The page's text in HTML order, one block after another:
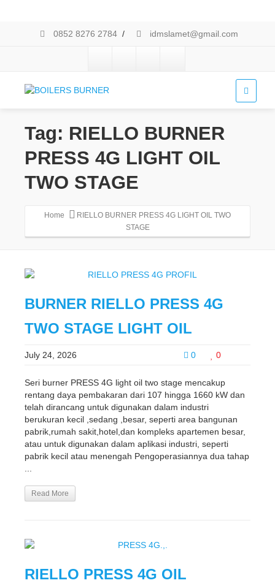
0852 8276 2784 / idmslamet@gmail.com
Tag: RIELLO BURNER
PRESS 4G LIGHT OIL
TWO STAGE
Home
RIELLO BURNER PRESS 4G LIGHT OIL TWO
STAGE
BURNER RIELLO PRESS 4G
TWO STAGE LIGHT OIL
0 0
July 24, 2026
Seri burner PRESS 4G light oil two stage mencakup
rentang daya pembakaran dari 107 hingga 1660 kW dan
telah dirancang untuk digunakan dalam industri
berukuran kecil ,sedang ,besar, seperti area bangunan
pabrik,rumah sakit,hotel,dan kompleks apartemen besar,
atau untuk digunakan dalam aplikasi industri, seperti
pabrik kecil atau menengah Pengoperasiannya dua tahap
Read More
RIELLO PRESS 4G OIL